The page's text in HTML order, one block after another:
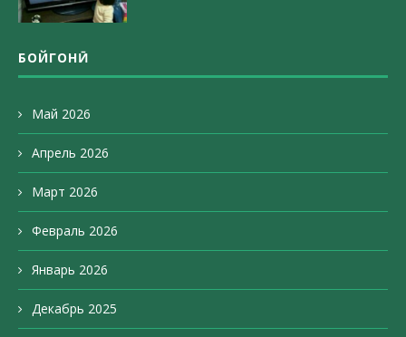
БОЙГОНӢ
Май 2026
Апрель 2026
Март 2026
Февраль 2026
Январь 2026
Декабрь 2025